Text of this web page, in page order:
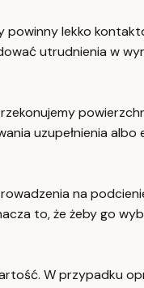
lekko
utrudnienia w
uzupełnienia
na
to, że żeby go
W przypadku